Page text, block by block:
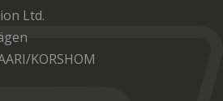
Ltd.
KORSHOM